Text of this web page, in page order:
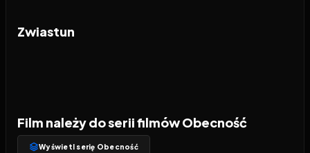
Zwiastun
Film należy do serii filmów Obecność
Wyświetl serię Obecność